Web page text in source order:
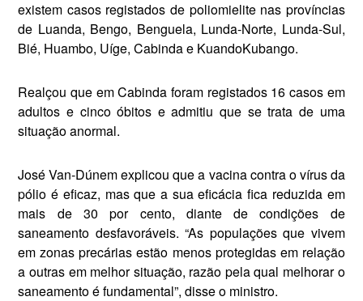
existem casos registados de poliomielite nas pro­víncias
de Luanda, Bengo, Bengue­la, Lunda-Norte, Lunda-Sul,
Bié, Huambo, Uíge, Cabinda e Kuando­Kubango.
Realçou que em Cabinda foram registados 16 casos em
adul­tos e cinco óbitos e admitiu que se trata de uma
situação anormal.
José Van-Dúnem explicou que a vacina contra o vírus da
pólio é efi­caz, mas que a sua eficácia fica re­duzida em
mais de 30 por cento, diante de condições de
saneamento desfavoráveis. “As populações que vivem
em zonas precárias estão menos protegidas em relação
a outras em melhor situação, razão pela qual melhorar o
saneamento é fundamental”, disse o ministro.